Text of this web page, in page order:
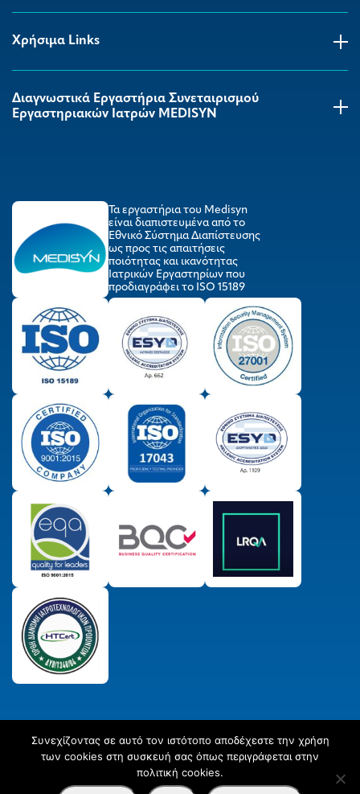
Χρήσιμα Links
Διαγνωστικά Εργαστήρια Συνεταιρισμού
Εργαστηριακών Ιατρών MEDISYΝ
Τα εργαστήρια του Medisyn
είναι διαπιστευμένα από το
Εθνικό Σύστημα Διαπίστευσης
ως προς τις απαιτήσεις
ποιότητας και ικανότητας
Ιατρικών Εργαστηρίων που
προδιαγράφει το ISO 15189
© 2025 Παραγωγικός & Πιστωτικός Συνεταιρισμός
Εργαστηριακών Ιατρών ΣΥΝ. ΠΕ.
All Rights Reserved
Created
Συνεχίζοντας σε αυτό τον ιστότοπο αποδέχεστε την χρήση
των cookies στη συσκευή σας όπως περιγράφεται στην
πολιτική cookies.